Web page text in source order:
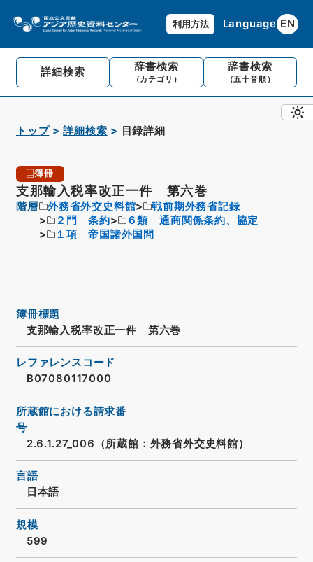
利用方法 Language EN
詳細検索 辞書検索
（カテゴリ）
辞書検索
（五十音順）
トップ 詳細検索 目録詳細
簿冊
支那輸入税率改正一件 第六巻
階層 外務省外交史料館
戦前期外務省記録
２門 条約
６類 通商関係条約、協定
１項 帝国諸外国間
簿冊標題
支那輸入税率改正一件 第六巻
レファレンスコード
B07080117000
所蔵館における請求番
号
2.6.1.27_006（所蔵館：外務省外交史料館）
言語
日本語
規模
599